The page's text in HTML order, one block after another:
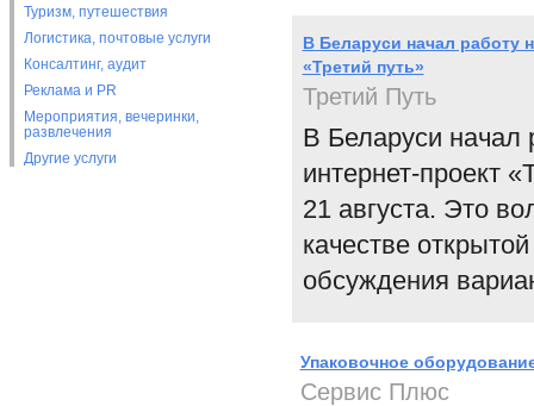
Туризм, путешествия
Логистика, почтовые услуги
Консалтинг, аудит
Реклама и PR
Мероприятия, вечеринки,
развлечения
Другие услуги
В Беларуси начал работу
«Третий путь»
Третий Путь
В Беларуси начал
интернет-проект
21 августа. Это
качестве
обсуждения
Упаковочное
Сервис Плюс